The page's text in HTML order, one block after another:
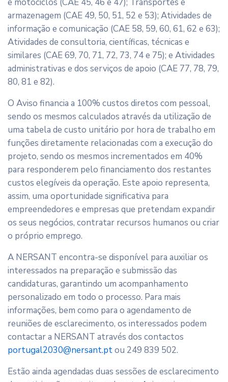
armazenagem (CAE 49, 50, 51, 52 e 53); Atividades de
informação e comunicação (CAE 58, 59, 60, 61, 62 e 63);
Atividades de consultoria, científicas, técnicas e
similares (CAE 69, 70, 71, 72, 73, 74 e 75); e Atividades
administrativas e dos serviços de apoio (CAE 77, 78, 79,
80, 81 e 82).
O Aviso financia a 100% custos diretos com pessoal,
sendo os mesmos calculados através da utilização de
uma tabela de custo unitário por hora de trabalho em
funções diretamente relacionadas com a execução do
projeto, sendo os mesmos incrementados em 40%
para responderem pelo financiamento dos restantes
custos elegíveis da operação. Este apoio representa,
assim, uma oportunidade significativa para
empreendedores e empresas que pretendam expandir
os seus negócios, contratar recursos humanos ou criar
o próprio emprego.
A NERSANT encontra-se disponível para auxiliar os
interessados na preparação e submissão das
candidaturas, garantindo um acompanhamento
personalizado em todo o processo. Para mais
informações, bem como para o agendamento de
reuniões de esclarecimento, os interessados podem
contactar a NERSANT através dos contactos
portugal2030@nersant.ptou 249 839 502.
Estão ainda agendadas duas sessões de esclarecimento